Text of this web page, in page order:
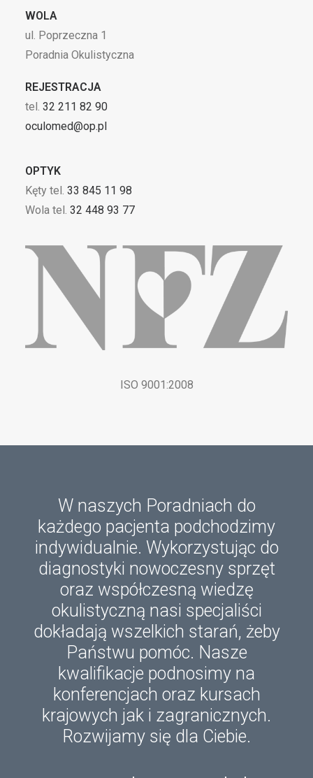
WOLA
ul. Poprzeczna 1
Poradnia Okulistyczna
REJESTRACJA
tel. 32 211 82 90
oculomed@op.pl
OPTYK
Kęty tel. 33 845 11 98
Wola tel. 32 448 93 77
ISO 9001:2008
W naszych Poradniach do
każdego pacjenta podchodzimy
indywidualnie. Wykorzystując do
diagnostyki nowoczesny sprzęt
oraz współczesną wiedzę
okulistyczną nasi specjaliści
dokładają wszelkich starań, żeby
Państwu pomóc. Nasze
kwalifikacje podnosimy na
konferencjach oraz kursach
krajowych jak i zagranicznych.
Rozwijamy się dla Ciebie.